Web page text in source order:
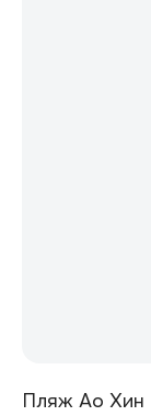
Пляж Ао Хин